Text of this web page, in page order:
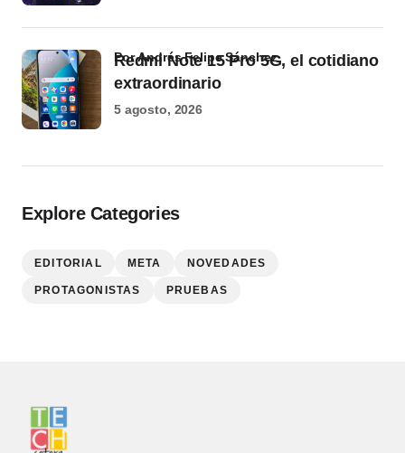
Redmi Note 15 Pro 5G, el cotidiano
extraordinario
por Andrés Felipe Sánchez
5 agosto, 2026
Explore Categories
EDITORIAL META NOVEDADES
PROTAGONISTAS PRUEBAS